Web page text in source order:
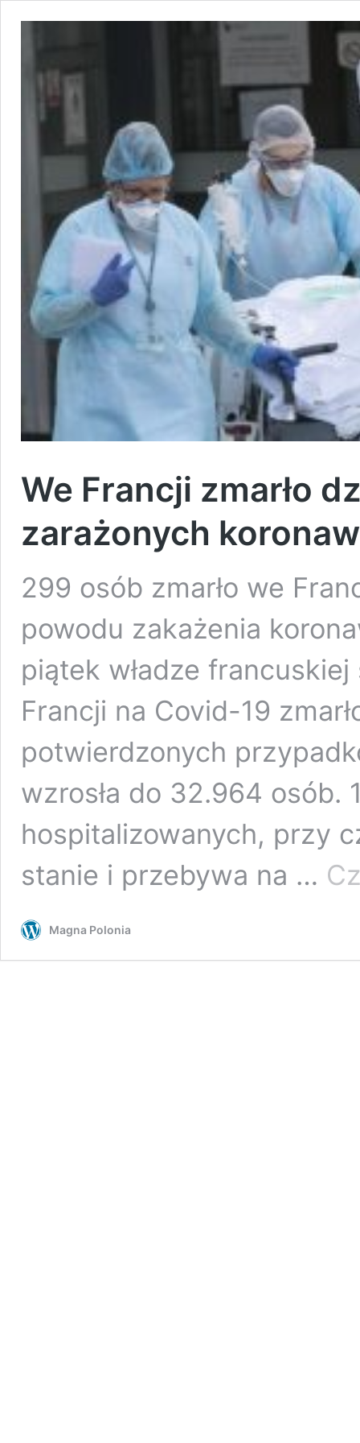
We Francji zmarło
zarażonych
299 osób zmarło we
powodu zakażenia
piątek władze
Francji na Covid-19
potwierdzonych
wzrosła do 32.964 osób.
hospitalizowanych, przy
stanie i przebywa na …
Magna Polonia